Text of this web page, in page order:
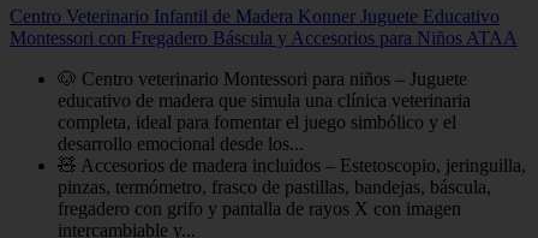
Centro Veterinario Infantil de Madera Konner Juguete Educativo
Montessori con Fregadero Báscula y Accesorios para Niños ATAA
🐶 Centro veterinario Montessori para niños – Juguete
educativo de madera que simula una clínica veterinaria
completa, ideal para fomentar el juego simbólico y el
desarrollo emocional desde los...
🧸 Accesorios de madera incluidos – Estetoscopio, jeringuilla,
pinzas, termómetro, frasco de pastillas, bandejas, báscula,
fregadero con grifo y pantalla de rayos X con imagen
intercambiable y...